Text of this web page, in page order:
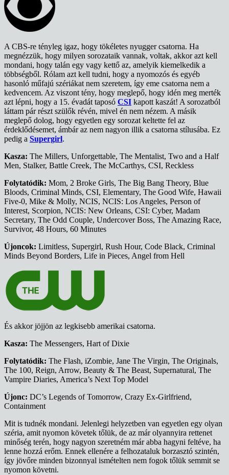
A CBS-re tényleg igaz, hogy tökéletes nyugger csatorna. Ha
megnézzük, hogy milyen sorozataik vannak, voltak, akkor azt kell
mondani, hogy talán egy vagy kettő az, amelyik kiemelkedik a
többségből. Rólam azt kell tudni, hogy a nyomozós és egyéb
hasonló műfajú szériákat nem szeretem, így eme csatorna nem a
kedvencem. Az viszont tény, hogy meglepő, hogy idén meg merték
azt lépni, hogy a 15. évadát taposó CSI kapott kaszát! A sorozatból
láttam pár részt szülők révén, mivel én nem nézem. A másik
meglepő dolog, hogy egyetlen egy sorozat keltette fel az
érdeklődésemet, ámbár az nem nagyon illik a csatorna stílusába. Ez
pedig a Supergirl.
Kasza: The Millers, Unforgettable, The Mentalist, Two and a Half
Men, Stalker, Battle Creek, The McCarthys, CSI, Reckless
Folytatódik: Mom, 2 Broke Girls, The Big Bang Theory, Blue
Bloods, Criminal Minds, CSI, Elementary, The Good Wife, Hawaii
Five-0, Mike & Molly, NCIS, NCIS: Los Angeles, Person of
Interest, Scorpion, NCIS: New Orleans, CSI: Cyber, Madam
Secretary, The Odd Couple, Undercover Boss, The Amazing Race,
Survivor, 48 Hours, 60 Minutes
Újoncok: Limitless, Supergirl, Rush Hour, Code Black, Criminal
Minds Beyond Borders, Life in Pieces, Angel from Hell
És akkor jöjjön az legkisebb amerikai csatorna.
Kasza: The Messengers, Hart of Dixie
Folytatódik: The Flash, iZombie, Jane The Virgin, The Originals,
The 100, Reign, Arrow, Beauty & The Beast, Supernatural, The
Vampire Diaries, America’s Next Top Model
Újonc: DC’s Legends of Tomorrow, Crazy Ex-Girlfriend,
Containment
Mit is tudnék mondani. Jelenlegi helyzetben van egyetlen egy olyan
széria, amit nyomon követek tőlük, de az már olyannyira rettenet
minőség terén, hogy nagyon szeretném már abba hagyni feltéve, ha
lenne hozzá erőm. Ennek ellenére a felhozataluk borzasztó szintén,
így jövőre minden bizonnyal ismételten nem fogok tőlük semmit se
nyomon követni.